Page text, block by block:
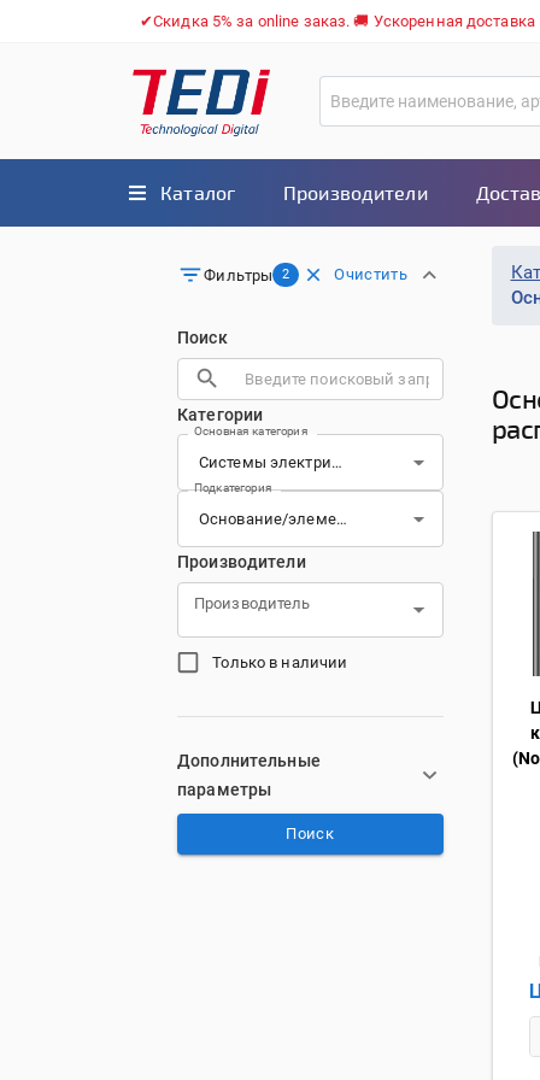
✔Скидка 5% за online заказ. 🚚 Ускоренная
Каталог Производители
Фильтры 2 Очистить
Поиск
Категории
Основная категория
Подкатегория
Производители
Производитель
Только в наличии
Дополнительные
параметры
Поиск